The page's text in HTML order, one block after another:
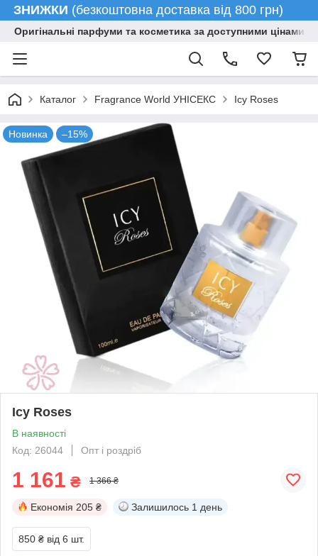
ЗНИЖКИ (безкоштовна доставка від 800 грн)
Оригінальні парфуми та косметика за доступними цінами
Каталог Fragrance World УНІСЕКС Icy Roses
Новинка –15%
Icy Roses
В наявності
Код: 26044
Опт і роздріб
1 161 ₴ 1 366 ₴
Економія 205 ₴ Залишилось 1 день
850 ₴ від 6 шт.